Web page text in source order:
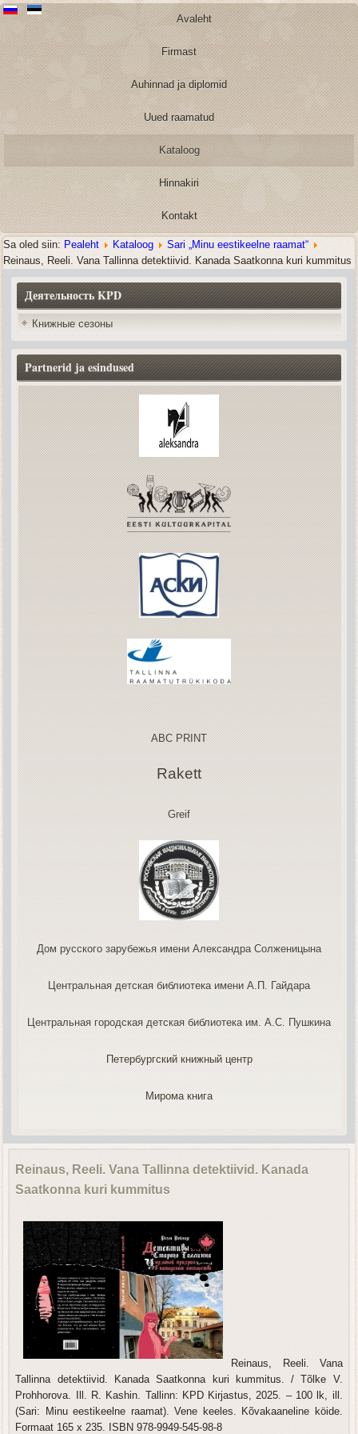
Avaleht
Firmast
Auhinnad ja diplomid
Uued raamatud
Kataloog
Hinnakiri
Kontakt
Sa oled siin: Pealeht Kataloog
Sari „Minu eestikeelne raamat“
Reinaus, Reeli. Vana Tallinna detektiivid. Kanada Saatkonna kuri kummitus
Деятельность KPD
Книжные сезоны
Partnerid ja esindused
ABC PRINT
Rakett
Greif
Дом русского зарубежья имени Александра Солженицына
Центральная детская библиотека имени А.П. Гайдара
Центральная городская детская библиотека им. А.С. Пушкина
Петербургский книжный центр
Мирома книга
Reinaus, Reeli. Vana Tallinna detektiivid. Kanada
Saatkonna kuri kummitus
Reinaus, Reeli. Vana
Tallinna detektiivid. Kanada Saatkonna kuri kummitus. / Tõlke V.
Prohhorova. Ill. R. Kashin. Tallinn: KPD Kirjastus, 2025. – 100 lk, ill.
(Sari: Minu eestikeelne raamat). Vene keeles. Kõvakaaneline köide.
Formaat 165 x 235. ISBN 978-9949-545-98-8